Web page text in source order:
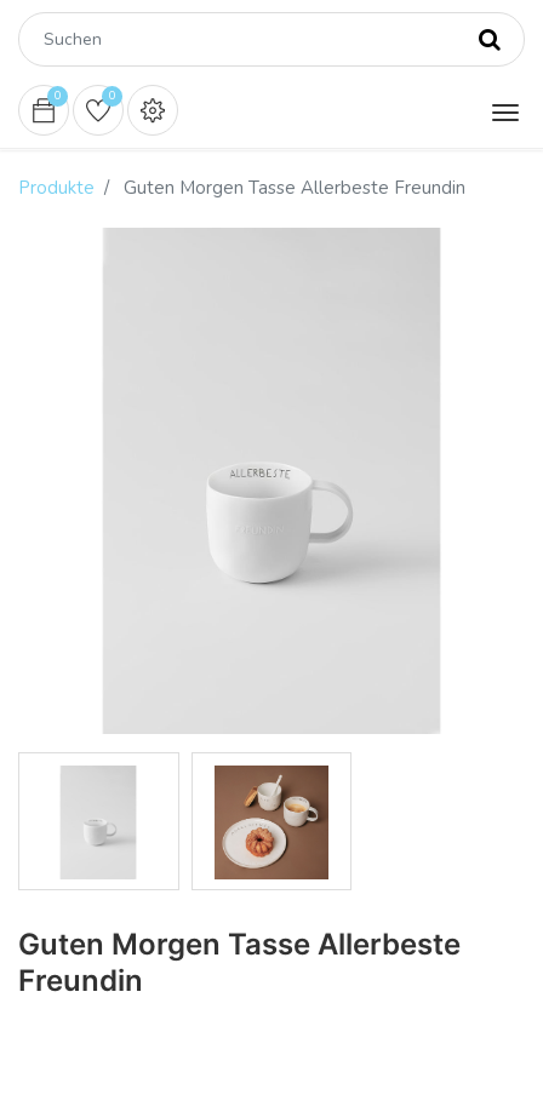
0 0
Produkte Guten Morgen Tasse Allerbeste Freundin
Guten Morgen Tasse Allerbeste
Freundin